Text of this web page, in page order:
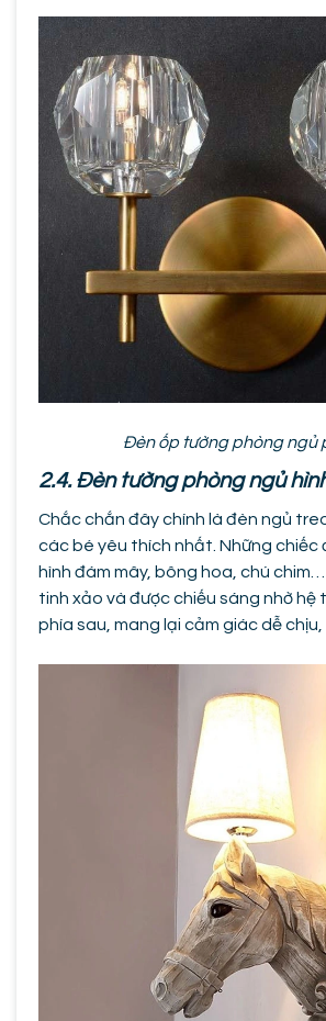
Đèn ốp tường phòng ngủ
2.4. Đèn tường phòng ngủ
Chắc chắn đây chính là đèn ngủ
các bé yêu thích nhất. Những chiếc
hình đám mây, bông hoa, chú
tinh xảo và được chiếu sáng nhờ hệ
phía sau, mang lại cảm giác dễ chịu,